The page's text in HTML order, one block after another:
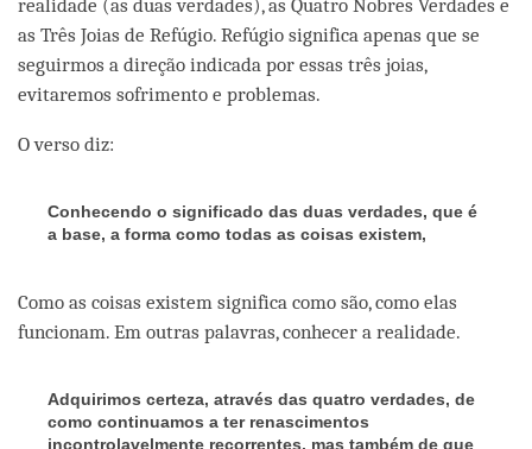
realidade (as duas verdades), as Quatro Nobres Verdades e
as Três Joias de Refúgio. Refúgio significa apenas que se
seguirmos a direção indicada por essas três joias,
evitaremos sofrimento e problemas.
O verso diz:
Conhecendo o significado das duas verdades, que é
a base, a forma como todas as coisas existem,
Como as coisas existem significa como são, como elas
funcionam. Em outras palavras, conhecer a realidade.
Adquirimos certeza, através das quatro verdades, de
como continuamos a ter renascimentos
incontrolavelmente recorrentes, mas também de que